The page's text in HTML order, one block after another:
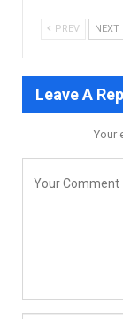
PREV NEXT
Leave A
Your